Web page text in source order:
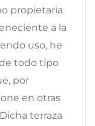
propietaria
a la
uso, he
todo tipo
por
en otras
terraza